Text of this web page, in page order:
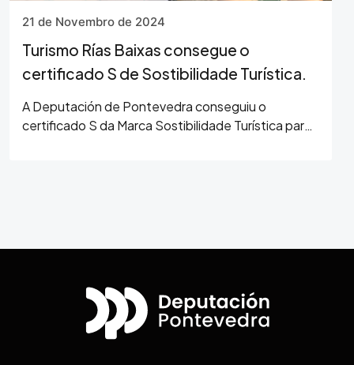
21 de Novembro de 2024
Turismo Rías Baixas consegue o
certificado S de Sostibilidade Turística.
A Deputación de Pontevedra conseguiu o
certificado S da Marca Sostibilidade Turística para